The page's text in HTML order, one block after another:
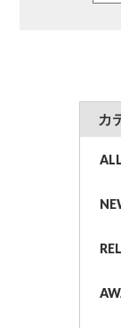
カ
ALL